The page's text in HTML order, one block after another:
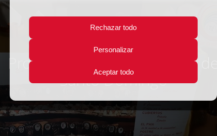
Rechazar todo
Personalizar
Aceptar todo
Comienza el XIV Capítulo
Provincial de las Misioneras
Santo Domingo